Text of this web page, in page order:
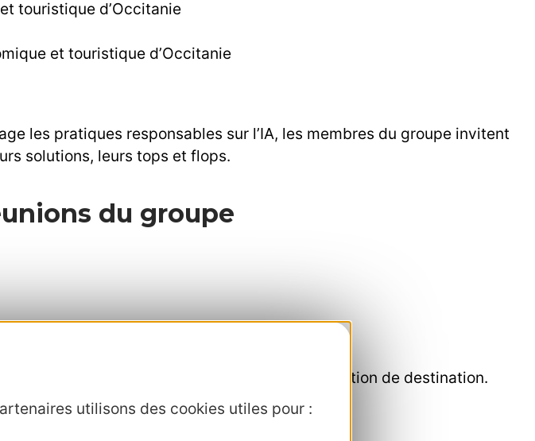
utilisons des cookies utiles pour :
touristique d’Occitanie
et touristique d’Occitanie
les pratiques responsables sur l’IA, les membres du groupe invitent
solutions, leurs tops et flops.
du groupe
à la sécurisation des organismes de gestion de destination.